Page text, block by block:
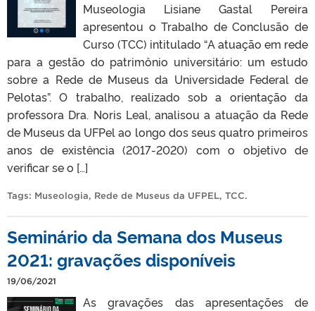
Museologia Lisiane Gastal Pereira
apresentou o Trabalho de Conclusão de
Curso (TCC) intitulado “A atuação em rede
para a gestão do patrimônio universitário: um estudo
sobre a Rede de Museus da Universidade Federal de
Pelotas”. O trabalho, realizado sob a orientação da
professora Dra. Noris Leal, analisou a atuação da Rede
de Museus da UFPel ao longo dos seus quatro primeiros
anos de existência (2017-2020) com o objetivo de
verificar se o […]
Tags: Museologia, Rede de Museus da UFPEL, TCC.
Seminário da Semana dos Museus
2021: gravações disponíveis
19/06/2021
As gravações das apresentações de